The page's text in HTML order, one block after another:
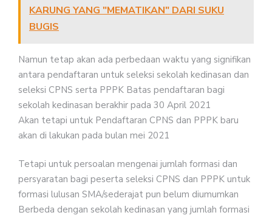
KARUNG YANG "MEMATIKAN" DARI SUKU
BUGIS
Namun tetap akan ada perbedaan waktu yang signifikan
antara pendaftaran untuk seleksi sekolah kedinasan dan
seleksi CPNS serta PPPK Batas pendaftaran bagi
sekolah kedinasan berakhir pada 30 April 2021
Akan tetapi untuk Pendaftaran CPNS dan PPPK baru
akan di lakukan pada bulan mei 2021
Tetapi untuk persoalan mengenai jumlah formasi dan
persyaratan bagi peserta seleksi CPNS dan PPPK untuk
formasi lulusan SMA/sederajat pun belum diumumkan
Berbeda dengan sekolah kedinasan yang jumlah formasi